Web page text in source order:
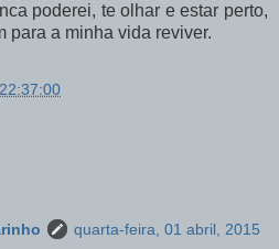
poderei, te olhar e estar perto,
para a minha vida reviver.
22:37:00
quarta-feira, 01 abril, 2015